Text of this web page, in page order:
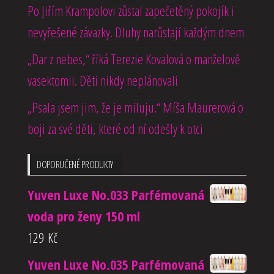
Po Jiřím Krampolovi zůstal zapečetěný pokojík i
nevyřešené závazky. Dluhy narůstají každým dnem
„Dar z nebes,“ říká Terezie Kovalová o manželově
vasektomii. Děti nikdy neplánovali
„Psala jsem jim, že je miluju.“ Míša Maurerová o
boji za své děti, které od ní odešly k otci
DOPORUČENÉ PRODUKTY
Yuven Luxe No.033 Parfémovaná
voda pro ženy 150 ml
129 Kč
Yuven Luxe No.035 Parfémovaná